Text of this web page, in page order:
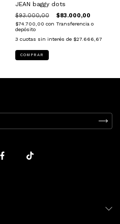
JEAN baggy dots
$93.000,00 $83.000,00
$74.700,00 con Transferencia o
depósito
3 cuotas sin interés de $27.666,67
COMPRAR